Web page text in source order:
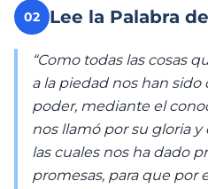
02 Lee la Palabra
“Como todas las cosas
a la piedad nos han sido
poder, mediante el
nos llamó por su gloria
las cuales nos ha dado
promesas, para que por